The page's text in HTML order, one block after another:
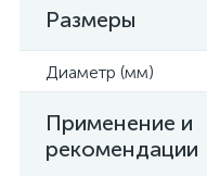
Размеры
Диаметр (мм)
Применение и
рекомендации